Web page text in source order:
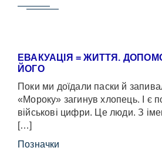
ЕВАКУАЦІЯ = ЖИТТЯ.
ЙОГО
Поки ми доїдали паски й
«Мороку» загинув хлопець. І є
військові цифри. Це люди. З
[…]
Позначки